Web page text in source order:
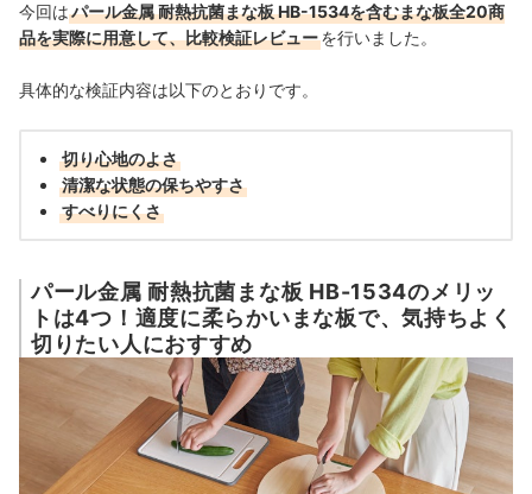
今回はパール金属 耐熱抗菌まな板 HB-1534を含むまな板全20商
品を実際に用意して、比較検証レビューを行いました。
具体的な検証内容は以下のとおりです。
切り心地のよさ
清潔な状態の保ちやすさ
すべりにくさ
パール金属 耐熱抗菌まな板 HB-1534のメリッ
トは4つ！適度に柔らかいまな板で、気持ちよく
切りたい人におすすめ